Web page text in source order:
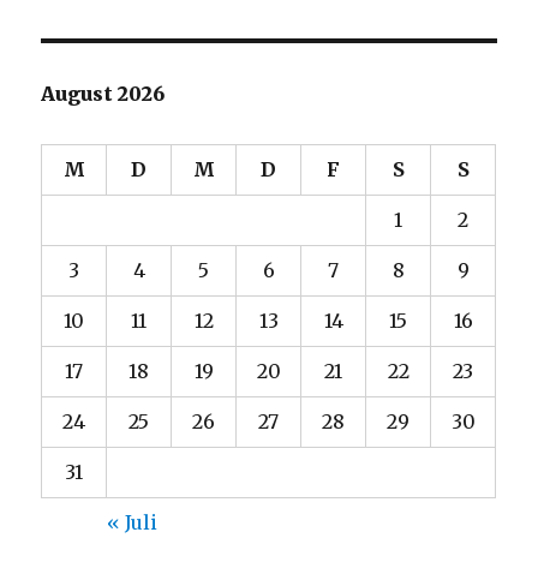
August 2026
M D M D F S S
1 2
3 4 5 6 7 8 9
10 11 12 13 14 15 16
17 18 19 20 21 22 23
24 25 26 27 28 29 30
31
« Juli